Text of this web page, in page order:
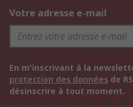
Votre adresse e-mail
En m'inscrivant à la
protection des données de
désinscrire à tout moment.